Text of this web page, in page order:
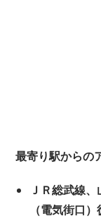
最寄り駅からの
ＪＲ総武線
（電気街口